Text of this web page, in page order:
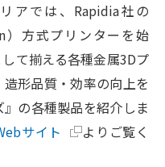
アでは、Rapidia社の
）方式プリンターを始
て揃える各種金属3Dプ
形品質・効率の向上を
の各種製品を紹介しま
サイト
よりご覧く